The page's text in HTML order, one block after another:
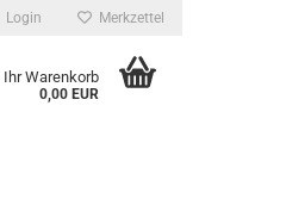
Login Merkzettel
Ihr Warenkorb
0,00 EUR